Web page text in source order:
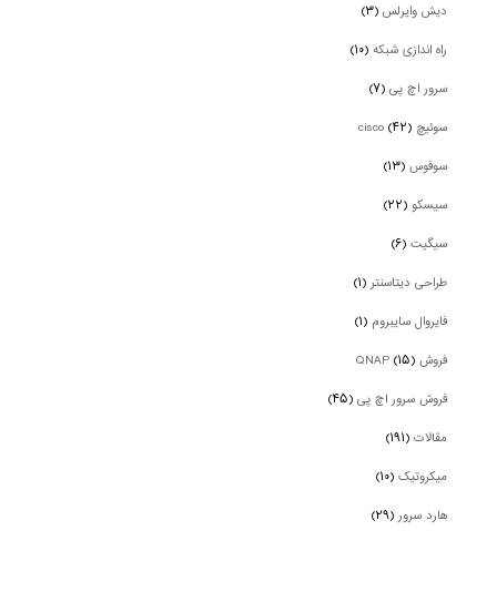
دیش وایرلس(۳)
راه اندازی شبکه(۱۰)
سرور اچ پی(۷)
سوئیچ cisco (۴۲)
سوفوس(۱۳)
سیسکو(۲۲)
سیگیت(۶)
طراحی دیتاسنتر(۱)
فایروال سایبروم (۱)
فروش QNAP (۱۵)
فروش سرور اچ پی(۴۵)
مقالات(۱۹۱)
میکروتیک(۱۰)
هارد سرور(۲۹)